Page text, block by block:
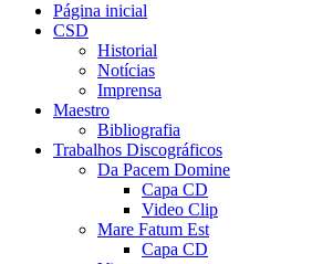
Página inicial
CSD
Historial
Notícias
Imprensa
Maestro
Bibliografia
Trabalhos Discográficos
Da Pacem Domine
Capa CD
Video Clip
Mare Fatum Est
Capa CD